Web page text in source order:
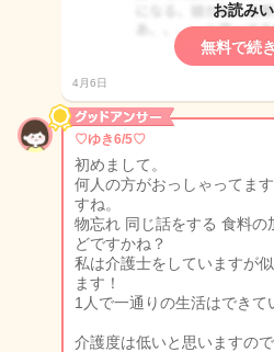
お読み
無料で続
4月6日
♡ゆき6/5♡
初めまして。
何人の方がおっしゃってま
すね。
物忘れ 同じ話をする 食料の
どですかね？
私は介護士をしていますが
ます！
1人で一通りの生活はできて
介護度は低いと思いますの